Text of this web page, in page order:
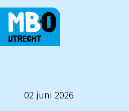
02 juni 2026